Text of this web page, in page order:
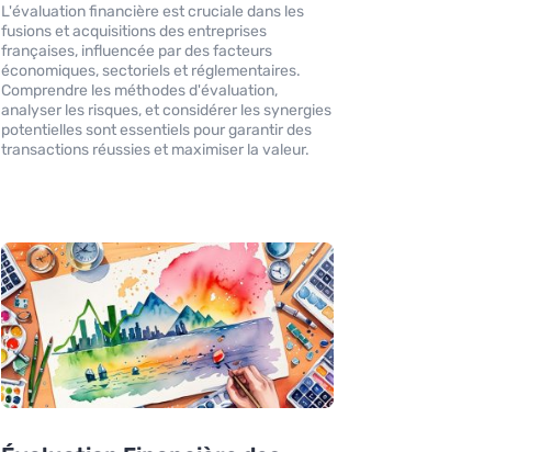
L'évaluation financière est cruciale dans les
fusions et acquisitions des entreprises
françaises, influencée par des facteurs
économiques, sectoriels et réglementaires.
Comprendre les méthodes d'évaluation,
analyser les risques, et considérer les synergies
potentielles sont essentiels pour garantir des
transactions réussies et maximiser la valeur.